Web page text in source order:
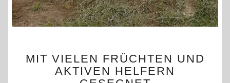
VIELEN
FRÜCHTEN
UND
MIT VIELEN FRÜCHTEN UND
AKTIVEN HELFERN